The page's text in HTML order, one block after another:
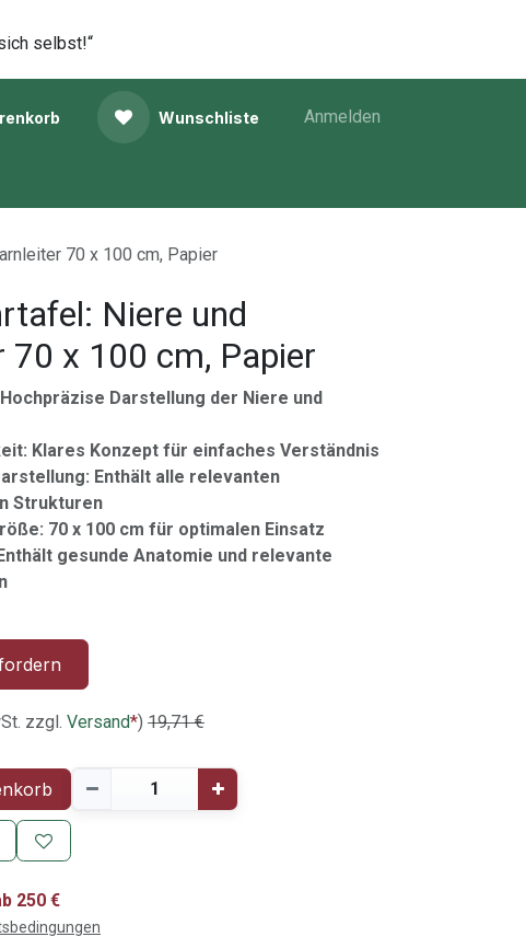
selbst!“
Wunschliste Anmelden
70 x 100 cm, Papier
Niere und
70 x 100 cm, Papier
Darstellung der Niere und
Klares Konzept für einfaches Verständnis
Enthält alle relevanten
Strukturen
70 x 100 cm für optimalen Einsatz
gesunde Anatomie und relevante
zzgl. Versand*) 19,71€
250 €